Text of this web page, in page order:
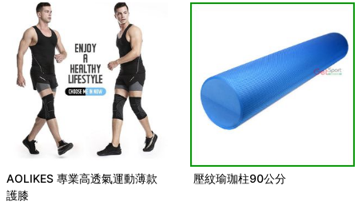
AOLIKES 專業高透氣運動薄款
護膝
壓紋瑜珈柱90公分